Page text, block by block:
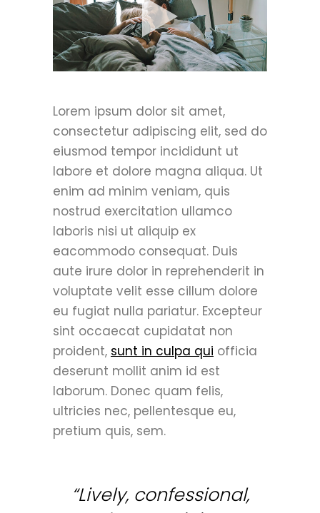
Lorem ipsum dolor sit amet,
consectetur adipiscing elit, sed do
eiusmod tempor incididunt ut
labore et dolore magna aliqua. Ut
enim ad minim veniam, quis
nostrud exercitation ullamco
laboris nisi ut aliquip ex
eacommodo consequat. Duis
aute irure dolor in reprehenderit in
voluptate velit esse cillum dolore
eu fugiat nulla pariatur. Excepteur
sint occaecat cupidatat non
proident, sunt in culpa qui officia
deserunt mollit anim id est
laborum. Donec quam felis,
ultricies nec, pellentesque eu,
pretium quis, sem.
“Lively, confessional,